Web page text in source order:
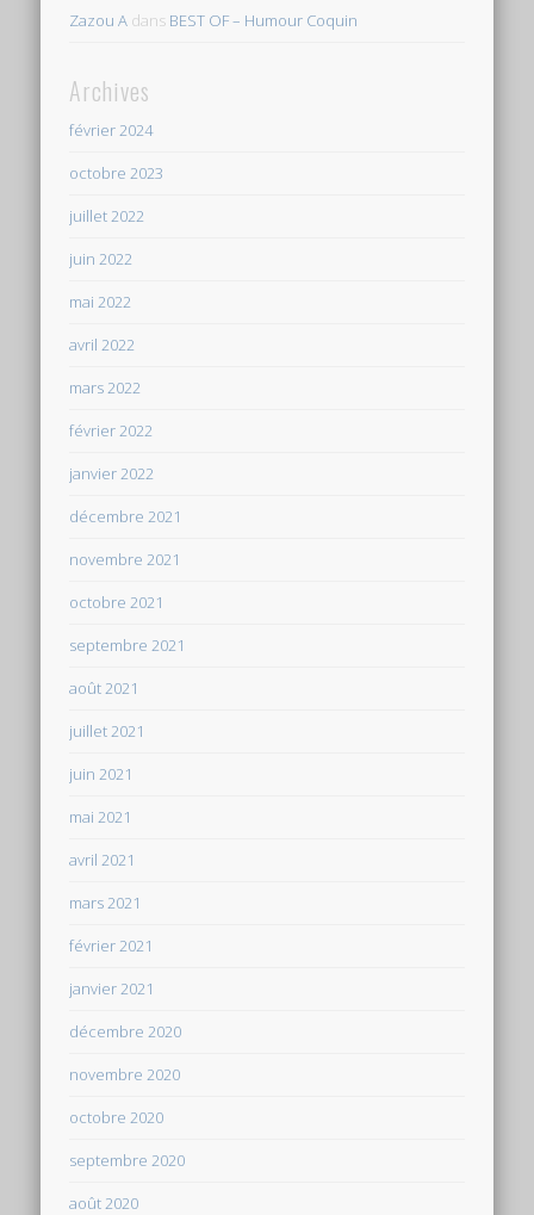
Zazou A dans BEST OF – Humour Coquin
Archives
février 2024
octobre 2023
juillet 2022
juin 2022
mai 2022
avril 2022
mars 2022
février 2022
janvier 2022
décembre 2021
novembre 2021
octobre 2021
septembre 2021
août 2021
juillet 2021
juin 2021
mai 2021
avril 2021
mars 2021
février 2021
janvier 2021
décembre 2020
novembre 2020
octobre 2020
septembre 2020
août 2020